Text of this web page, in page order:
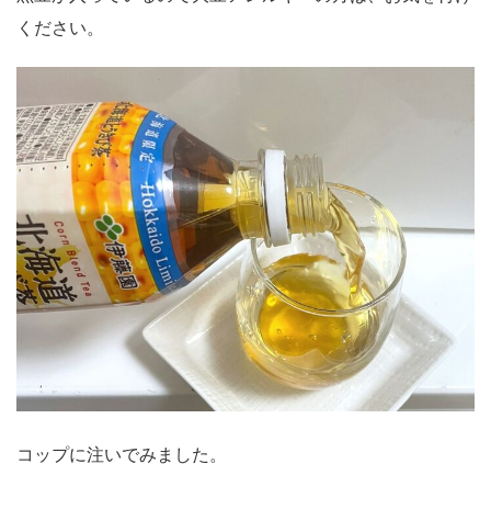
ください。
コップに注いでみました。